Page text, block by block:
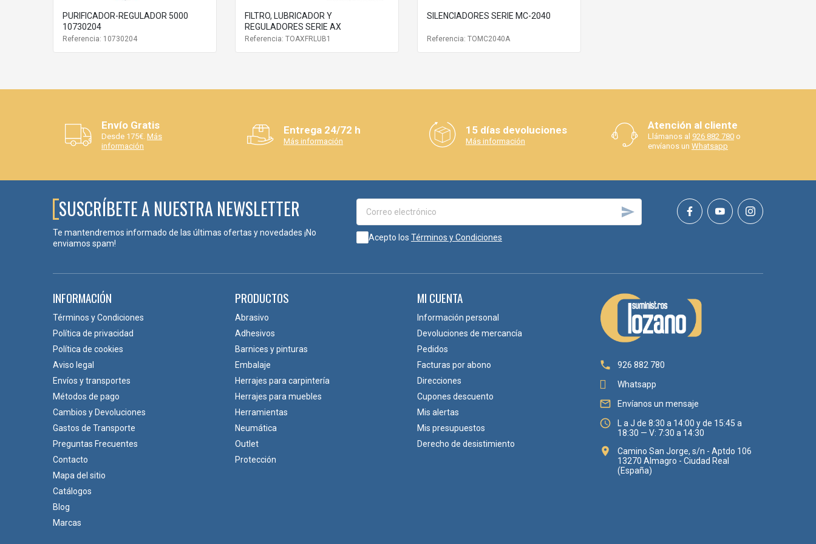
PURIFICADOR-REGULADOR 5000
10730204
Referencia: 10730204
FILTRO, LUBRICADOR Y
REGULADORES SERIE AX
Referencia: TOAXFRLUB1
SILENCIADORES SERIE MC-2040
Referencia: TOMC2040A
Envío Gratis
Desde 175€. Más
información
Entrega 24/72 h
Más información
15 días devoluciones
Más información
Atención al cliente
Llámanos al 926 882 780 o
envíanos un Whatsapp
SUSCRÍBETE A NUESTRA NEWSLETTER
Te mantendremos informado de las últimas ofertas y novedades ¡No
enviamos spam!

Acepto los Términos y Condiciones
INFORMACIÓN
Términos y Condiciones
Política de privacidad
Política de cookies
Aviso legal
Envíos y transportes
Métodos de pago
Cambios y Devoluciones
Gastos de Transporte
Preguntas Frecuentes
Contacto
Mapa del sitio
Catálogos
Blog
Marcas
PRODUCTOS
Abrasivo
Adhesivos
Barnices y pinturas
Embalaje
Herrajes para carpintería
Herrajes para muebles
Herramientas
Neumática
Outlet
Protección
MI CUENTA
Información personal
Devoluciones de mercancía
Pedidos
Facturas por abono
Direcciones
Cupones descuento
Mis alertas
Mis presupuestos
Derecho de desistimiento

926 882 780
Whatsapp
 Envíanos un mensaje

L a J de 8:30 a 14:00 y de 15:45 a
18:30 — V: 7:30 a 14:30

Camino San Jorge, s/n - Aptdo 106
13270 Almagro - Ciudad Real
(España)